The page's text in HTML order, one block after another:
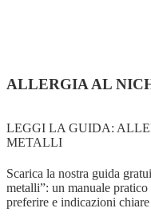
ALLERGIA AL
LEGGI LA GUIDA:
METALLI
Scarica la nostra guida
metalli”: un manuale
preferire e indicazioni